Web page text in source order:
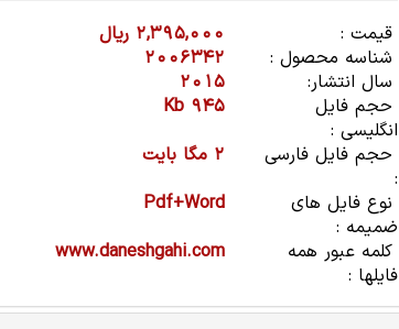
قیمت :
2,395,000 ریال
شناسه محصول :
2006342
سال انتشار:
2015
حجم فایل
انگلیسی :
945 Kb
حجم فایل فارسی
:
2 مگا بایت
نوع فایل های
ضمیمه :
Pdf+Word
کلمه عبور همه
فایلها :
www.daneshgahi.com